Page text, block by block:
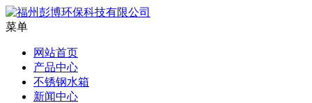
菜单
网站首页
产品中心
不锈钢水箱
新闻中心